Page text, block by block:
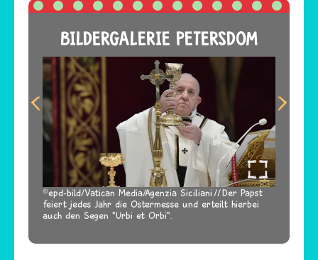
BILDERGALERIE PETERSDOM
epd-bild/Vatican Media/Agenzia Siciliani
Der Papst
feiert jedes Jahr die Ostermesse und erteilt hierbei
auch den Segen "Urbi et Orbi".